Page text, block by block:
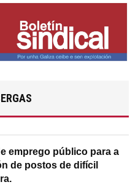
emprego público para a
de postos de difícil